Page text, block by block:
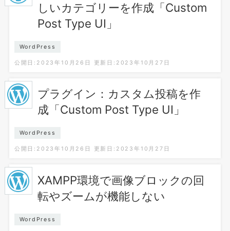
しいカテゴリーを作成「Custom
Post Type UI」
WordPress
公開日:2023年10月26日 更新日:2023年10月27日
プラグイン：カスタム投稿を作
成「Custom Post Type UI」
WordPress
公開日:2023年10月26日 更新日:2023年10月27日
XAMPP環境で画像ブロックの回
転やズームが機能しない
WordPress